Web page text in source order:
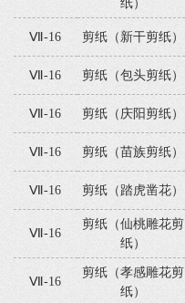
Ⅶ-16 剪纸（新干剪纸）
Ⅶ-16 剪纸（包头剪纸）
Ⅶ-16 剪纸（庆阳剪纸）
Ⅶ-16 剪纸（苗族剪纸）
Ⅶ-16 剪纸（踏虎凿花）
Ⅶ-16
剪纸（仙桃雕花剪
纸）
Ⅶ-16
剪纸（孝感雕花剪
纸）